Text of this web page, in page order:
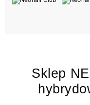
Sklep